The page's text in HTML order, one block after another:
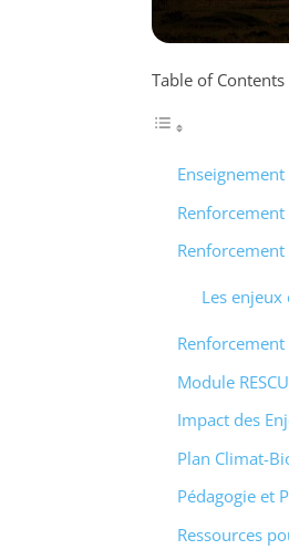
Table of Contents
Les enjeux
Module
Impact des
Plan Climat-
Pédagogie et
Ressources